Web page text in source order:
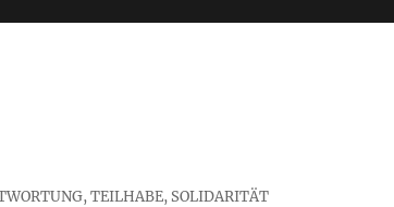
TEILHABE, SOLIDARITÄT